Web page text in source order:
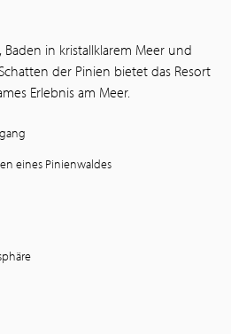
Baden in kristallklarem Meer und
der Pinien bietet das Resort
Erlebnis am Meer.
eines Pinienwaldes